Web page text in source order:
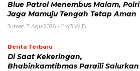
Blue Patrol Menembus Malam, Polri
Jaga Mamuju Tengah Tetap Aman
Jumat, 7 Agu 2026 - 11:43 WIB
Berita Terbaru
Di Saat Kekeringan,
Bhabinkamtibmas Paraili Salurkan